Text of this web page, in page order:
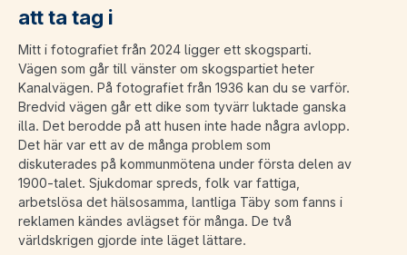
att ta tag i
Mitt i fotografiet från 2024 ligger ett skogsparti.
Vägen som går till vänster om skogspartiet heter
Kanalvägen. På fotografiet från 1936 kan du se varför.
Bredvid vägen går ett dike som tyvärr luktade ganska
illa. Det berodde på att husen inte hade några avlopp.
Det här var ett av de många problem som
diskuterades på kommunmötena under första delen av
1900-talet. Sjukdomar spreds, folk var fattiga,
arbetslösa det hälsosamma, lantliga Täby som fanns i
reklamen kändes avlägset för många. De två
världskrigen gjorde inte läget lättare.